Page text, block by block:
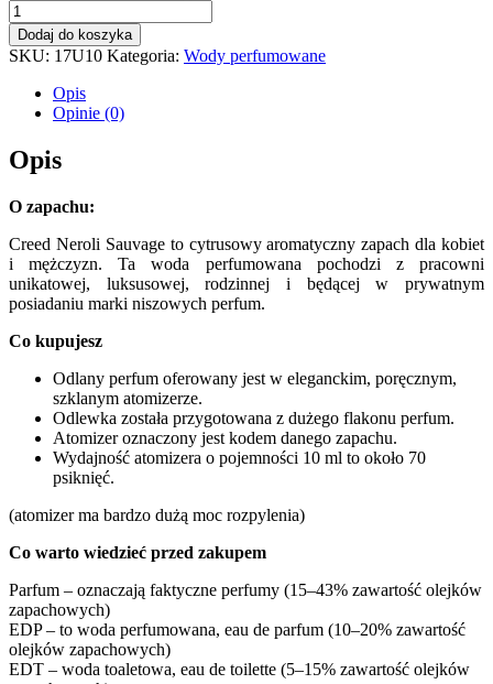
Dodaj do koszyka
SKU: 17U10 Kategoria: Wody perfumowane
Opis
Opinie (0)
Opis
O zapachu:
Creed Neroli Sauvage to cytrusowy aromatyczny zapach dla kobiet
i mężczyzn. Ta woda perfumowana pochodzi z pracowni
unikatowej, luksusowej, rodzinnej i będącej w prywatnym
posiadaniu marki niszowych perfum.
Co kupujesz
Odlany perfum oferowany jest w eleganckim, poręcznym,
szklanym atomizerze.
Odlewka została przygotowana z dużego flakonu perfum.
Atomizer oznaczony jest kodem danego zapachu.
Wydajność atomizera o pojemności 10 ml to około 70
psiknięć.
(atomizer ma bardzo dużą moc rozpylenia)
Co warto wiedzieć przed zakupem
Parfum – oznaczają faktyczne perfumy (15–43% zawartość olejków
zapachowych)
EDP – to woda perfumowana, eau de parfum (10–20% zawartość
olejków zapachowych)
EDT – woda toaletowa, eau de toilette (5–15% zawartość olejków